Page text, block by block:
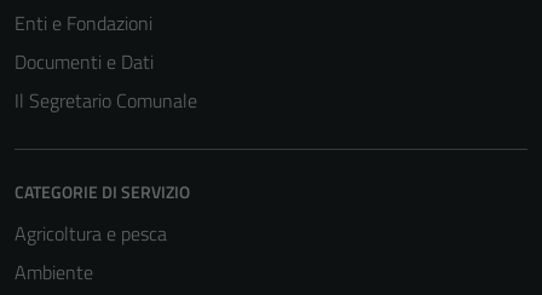
Enti e Fondazioni
Documenti e Dati
Il Segretario Comunale
CATEGORIE DI SERVIZIO
Agricoltura e pesca
Ambiente